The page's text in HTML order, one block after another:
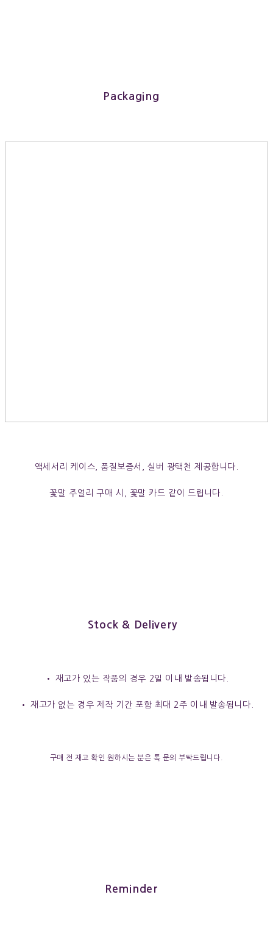
Packaging
액세서리 케이스, 품질보증서, 실버 광택천 제공합니다.
꽃말 주얼리 구매 시, 꽃말 카드 같이 드립니다.
Stock & Delivery
• 재고가 있는 작품의 경우 2일 이내 발송됩니다.
• 재고가 없는 경우 제작 기간 포함 최대 2주 이내 발송됩니다.
구매 전 재고 확인 원하시는 분은 톡 문의 부탁드립니다.
Reminder